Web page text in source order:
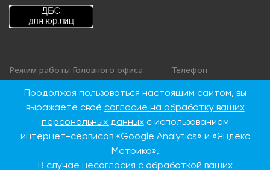
Режим работы Головного офиса
Понедельник - четверг: с 9:00 до
18:00
Суббота, воскресенье: выходные
Телефон
+7 495 276 00 22
8 800 100 00 22
России)
Продолжая пользоваться настоящим сайтом, вы
выражаете своё согласие на обработку ваших
персональных данныхс использованием
интернет-сервисов «Google Analytics» и «Яндекс
Метрика».
В случае несогласия с обработкой ваших